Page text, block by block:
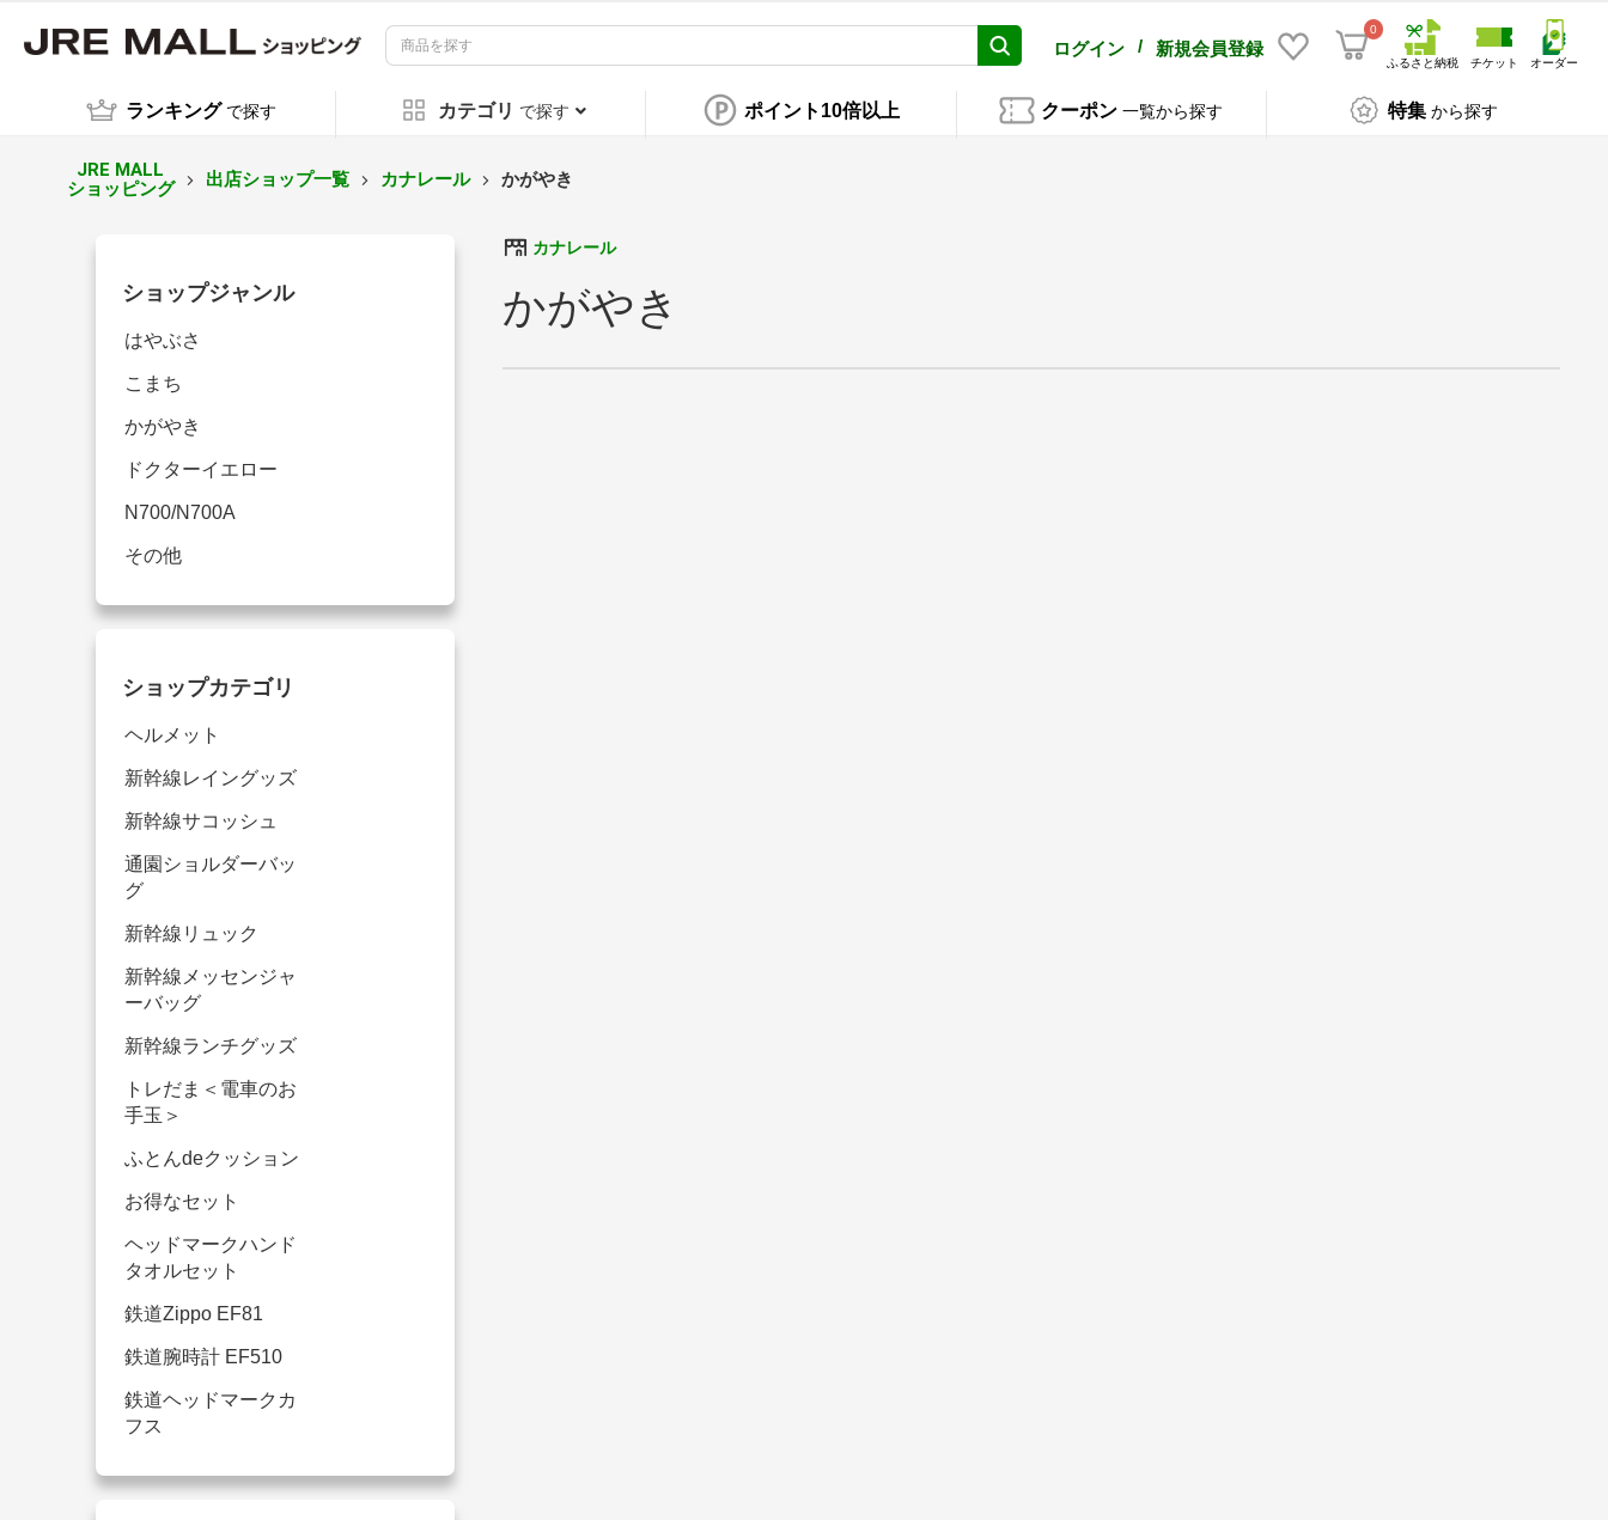
ログイン / 新規会員登録
0
ふるさと納税 チケット オーダー
ランキング で探す カテゴリ で探す ポイント10倍以上 クーポン 一覧から探す 特集 から探す
JRE MALL
ショッピング
出店ショップ一覧 カナレール かがやき
ショップジャンル
はやぶさ
こまち
かがやき
ドクターイエロー
N700/N700A
その他
ショップカテゴリ
ヘルメット
新幹線レイングッズ
新幹線サコッシュ
通園ショルダーバッ
グ
新幹線リュック
新幹線メッセンジャ
ーバッグ
新幹線ランチグッズ
トレだま＜電車のお
手玉＞
ふとんdeクッション
お得なセット
ヘッドマークハンド
タオルセット
鉄道Zippo EF81
鉄道腕時計 EF510
鉄道ヘッドマークカ
フス
カナレール
かがやき